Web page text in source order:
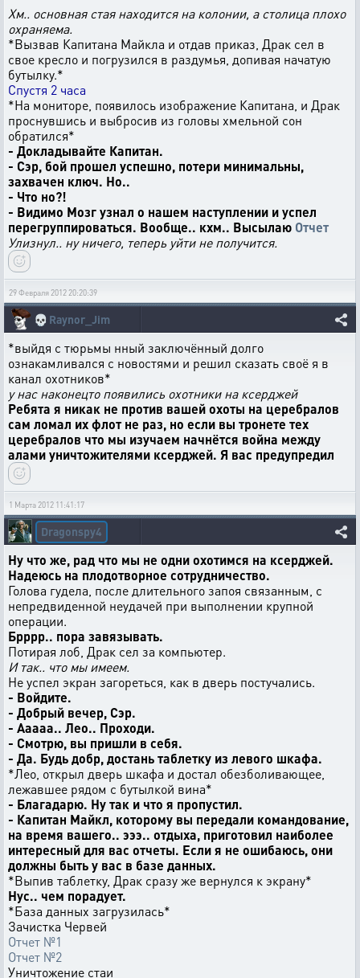
Хм.. основная стая находится на колонии, а столица плохо
охраняема.
*Вызвав Капитана Майкла и отдав приказ, Драк сел в
свое кресло и погрузился в раздумья, допивая начатую
бутылку.*
Спустя 2 часа
*На мониторе, появилось изображение Капитана, и Драк
проснувшись и выбросив из головы хмельной сон
обратился*
- Докладывайте Капитан.
- Сэр, бой прошел успешно, потери минимальны,
захвачен ключ. Но..
- Что но?!
- Видимо Мозг узнал о нашем наступлении и успел
перегруппироваться. Вообще.. кхм.. Высылаю Отчет
Улизнул.. ну ничего, теперь уйти не получится.
29 Февраля 2012 20:20:39
💀 Raynor_Jim
*выйдя с тюрьмы нный заключённый долго
ознакамливался с новостями и решил сказать своё я в
канал охотников*
у нас наконецто появились охотники на ксерджей
Ребята я никак не против вашей охоты на церебралов
сам ломал их флот не раз, но если вы тронете тех
церебралов что мы изучаем начнётся война между
алами уничтожителями ксерджей. Я вас предупредил
1 Марта 2012 11:41:17
Dragonspy4
Ну что же, рад что мы не одни охотимся на ксерджей.
Надеюсь на плодотворное сотрудничество.
Голова гудела, после длительного запоя связанным, с
непредвиденной неудачей при выполнении крупной
операции.
Брррр.. пора завязывать.
Потирая лоб, Драк сел за компьютер.
И так.. что мы имеем.
Не успел экран загореться, как в дверь постучались.
- Войдите.
- Добрый вечер, Сэр.
- Ааааа.. Лео.. Проходи.
- Смотрю, вы пришли в себя.
- Да. Будь добр, достань таблетку из левого шкафа.
*Лео, открыл дверь шкафа и достал обезболивающее,
лежавшее рядом с бутылкой вина*
- Благадарю. Ну так и что я пропустил.
- Капитан Майкл, которому вы передали командование,
на время вашего.. эээ.. отдыха, приготовил наиболее
интересный для вас отчеты. Если я не ошибаюсь, они
должны быть у вас в базе данных.
*Выпив таблетку, Драк сразу же вернулся к экрану*
Нус.. чем порадует.
*База данных загрузилась*
Зачистка Червей
Отчет №1
Отчет №2
Уничтожение стаи